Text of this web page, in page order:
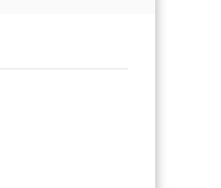
s